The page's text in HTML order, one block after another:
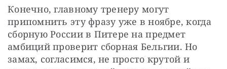
Конечно, главному тренеру могут
припомнить эту фразу уже в ноябре, когда
сборную России в Питере на предмет
амбиций проверит сборная Бельгии. Но
замах, согласимся, не просто крутой и